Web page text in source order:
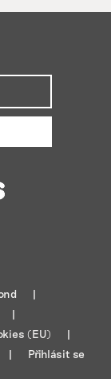
(EU)
Přihlásit se